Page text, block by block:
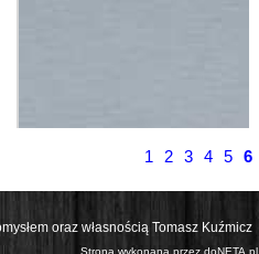
1 2 3 4 5 6
oraz własnością Tomasz Kuźmicz
Strona wykonana przez doNETA.pl